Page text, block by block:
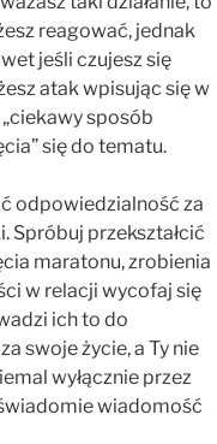
reagować, jednak
jeśli czujesz się
atak wpisując się w
sposób
się do tematu.
odpowiedzialność za
Spróbuj przekształcić
maratonu, zrobienia
w relacji wycofaj się
ich to do
swoje życie, a Ty nie
wyłącznie przez
wiadomość